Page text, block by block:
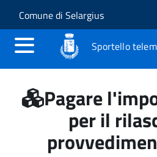
Salta al contenuto
Skip to site navigation
Comune di Selargius
Sportello
Pagare
per il